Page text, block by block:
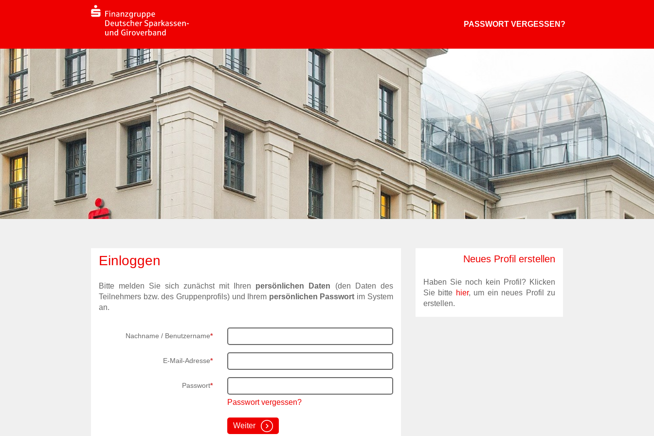
PASSWORT VERGESSEN?
Einloggen
Bitte melden Sie sich zunächst mit Ihren persönlichen Daten (den Daten des
Teilnehmers bzw. des Gruppenprofils) und Ihrem persönlichen Passwort im System
an.
Nachname / Benutzername*
E-Mail-Adresse*
Passwort*
Passwort vergessen?
Neues Profil erstellen
Haben Sie noch kein Profil? Klicken
Sie bitte hier, um ein neues Profil zu
erstellen.